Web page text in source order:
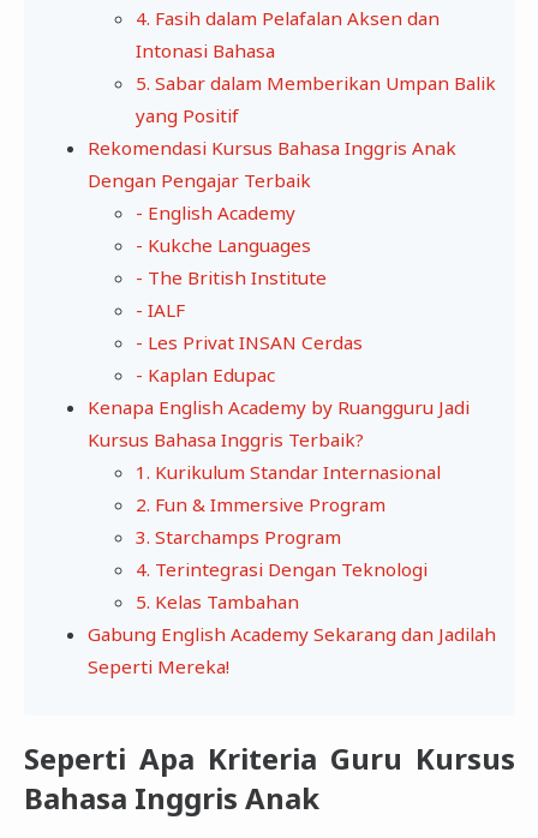
4. Fasih dalam Pelafalan Aksen dan
Intonasi Bahasa
5. Sabar dalam Memberikan Umpan Balik
yang Positif
Rekomendasi Kursus Bahasa Inggris Anak
Dengan Pengajar Terbaik
- English Academy
- Kukche Languages
- The British Institute
- IALF
- Les Privat INSAN Cerdas
- Kaplan Edupac
Kenapa English Academy by Ruangguru Jadi
Kursus Bahasa Inggris Terbaik?
1. Kurikulum Standar Internasional
2. Fun & Immersive Program
3. Starchamps Program
4. Terintegrasi Dengan Teknologi
5. Kelas Tambahan
Gabung English Academy Sekarang dan Jadilah
Seperti Mereka!
Seperti Apa Kriteria Guru Kursus
Bahasa Inggris Anak